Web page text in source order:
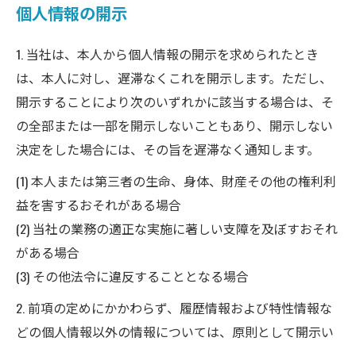
個人情報の開示
1. 当社は、本人から個人情報の開示を求められたとき
は、本人に対し、遅滞なくこれを開示します。ただし、
開示することにより次のいずれかに該当する場合は、そ
の全部または一部を開示しないこともあり、開示しない
決定をした場合には、その旨を遅滞なく通知します。
(1) 本人または第三者の生命、身体、財産その他の権利利
益を害するおそれがある場合
(2) 当社の業務の適正な実施に著しい支障を及ぼすおそれ
がある場合
(3) その他法令に違反することとなる場合
2. 前項の定めにかかわらず、履歴情報および特性情報な
どの個人情報以外の情報については、原則として開示い